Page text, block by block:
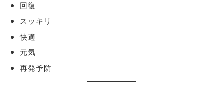
回復
スッキリ
快適
元気
再発予防